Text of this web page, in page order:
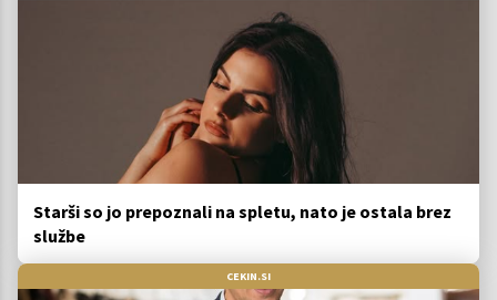
Starši so jo prepoznali na spletu, nato je ostala brez
službe
CEKIN.SI